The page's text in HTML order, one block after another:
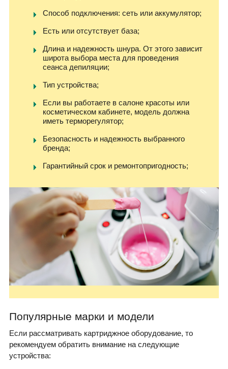
Способ подключения: сеть или аккумулятор;
Есть или отсутствует база;
Длина и надежность шнура. От этого зависит
широта выбора места для проведения
сеанса депиляции;
Тип устройства;
Если вы работаете в салоне красоты или
косметическом кабинете, модель должна
иметь терморегулятор;
Безопасность и надежность выбранного
бренда;
Гарантийный срок и ремонтопригодность;
Популярные марки и модели
Если рассматривать картриджное оборудование, то
рекомендуем обратить внимание на следующие
устройства: